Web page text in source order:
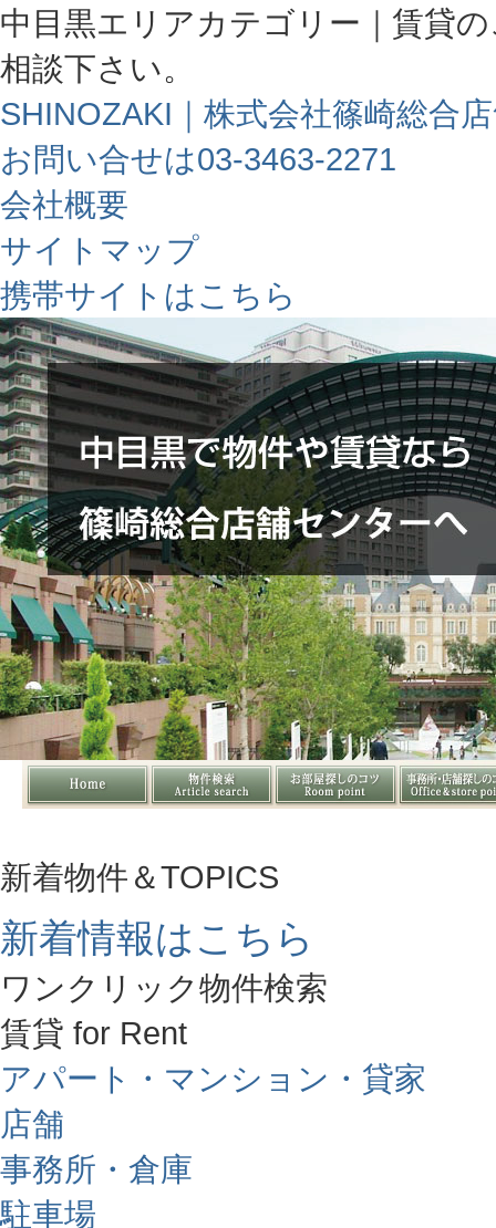
中目黒エリアカテゴリー｜賃貸
相談下さい。
SHINOZAKI｜株式会社篠崎総合
お問い合せは03-3463-2271
会社概要
サイトマップ
携帯サイトはこちら
新着物件＆TOPICS
新着情報はこちら
ワンクリック物件検索
賃貸 for Rent
アパート・マンション・貸家
店舗
事務所・倉庫
駐車場